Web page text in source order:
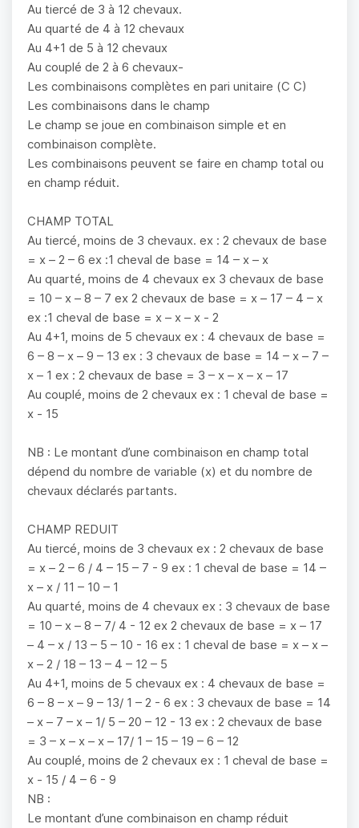
Au tiercé de 3 à 12 chevaux.
Au quarté de 4 à 12 chevaux
Au 4+1 de 5 à 12 chevaux
Au couplé de 2 à 6 chevaux-
Les combinaisons complètes en pari unitaire (C C)
Les combinaisons dans le champ
Le champ se joue en combinaison simple et en
combinaison complète.
Les combinaisons peuvent se faire en champ total ou
en champ réduit.
CHAMP TOTAL
Au tiercé, moins de 3 chevaux. ex : 2 chevaux de base
= x – 2 – 6 ex :1 cheval de base = 14 – x – x
Au quarté, moins de 4 chevaux ex 3 chevaux de base
= 10 – x – 8 – 7 ex 2 chevaux de base = x – 17 – 4 – x
ex :1 cheval de base = x – x – x - 2
Au 4+1, moins de 5 chevaux ex : 4 chevaux de base =
6 – 8 – x – 9 – 13 ex : 3 chevaux de base = 14 – x – 7 –
x – 1 ex : 2 chevaux de base = 3 – x – x – x – 17
Au couplé, moins de 2 chevaux ex : 1 cheval de base =
x - 15
NB : Le montant d’une combinaison en champ total
dépend du nombre de variable (x) et du nombre de
chevaux déclarés partants.
CHAMP REDUIT
Au tiercé, moins de 3 chevaux ex : 2 chevaux de base
= x – 2 – 6 / 4 – 15 – 7 - 9 ex : 1 cheval de base = 14 –
x – x / 11 – 10 – 1
Au quarté, moins de 4 chevaux ex : 3 chevaux de base
= 10 – x – 8 – 7/ 4 - 12 ex 2 chevaux de base = x – 17
– 4 – x / 13 – 5 – 10 - 16 ex : 1 cheval de base = x – x –
x – 2 / 18 – 13 – 4 – 12 – 5
Au 4+1, moins de 5 chevaux ex : 4 chevaux de base =
6 – 8 – x – 9 – 13/ 1 – 2 - 6 ex : 3 chevaux de base = 14
– x – 7 – x – 1/ 5 – 20 – 12 - 13 ex : 2 chevaux de base
= 3 – x – x – x – 17/ 1 – 15 – 19 – 6 – 12
Au couplé, moins de 2 chevaux ex : 1 cheval de base =
x - 15 / 4 – 6 - 9
NB :
Le montant d’une combinaison en champ réduit